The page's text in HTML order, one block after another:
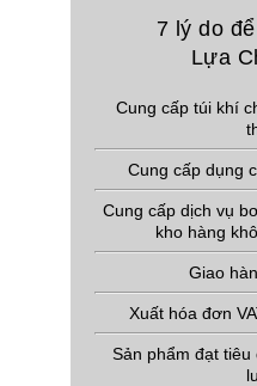
7 lý do
Lựa
Cung cấp túi khí
Cung cấp dụng
Cung cấp dịch vụ
kho hàng
Giao
Xuất hóa đơn
Sản phẩm đạt